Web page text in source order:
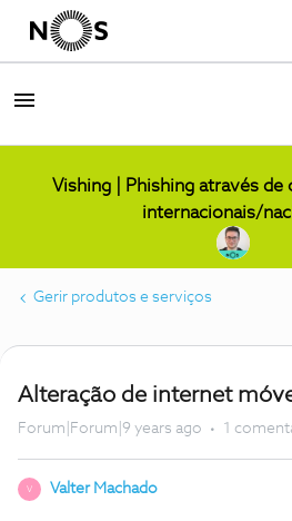
Vishing | Phishing através de
internacionais/
Gerir produtos e serviços
Alteração de internet
Forum|Forum|9 years ago 1
V Valter Machado